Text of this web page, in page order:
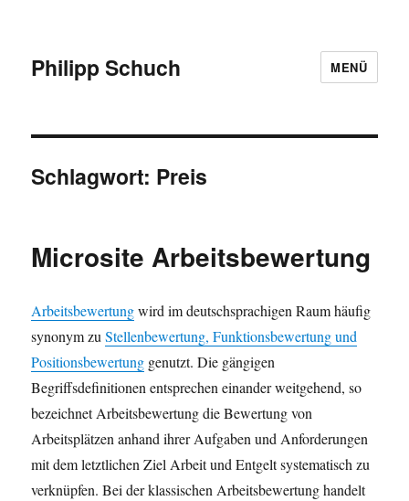
Philipp Schuch MENÜ
Schlagwort: Preis
Microsite Arbeitsbewertung
Arbeitsbewertungwird im deutschsprachigen Raum häufig
synonym zuStellenbewertung, Funktionsbewertung und
Positionsbewertung genutzt. Die gängigen
Begriffsdefinitionen entsprechen einander weitgehend, so
bezeichnet Arbeitsbewertung die Bewertung von
Arbeitsplätzen anhand ihrer Aufgaben und Anforderungen
mit dem letztlichen Ziel Arbeit und Entgelt systematisch zu
verknüpfen. Bei der klassischen Arbeitsbewertung handelt